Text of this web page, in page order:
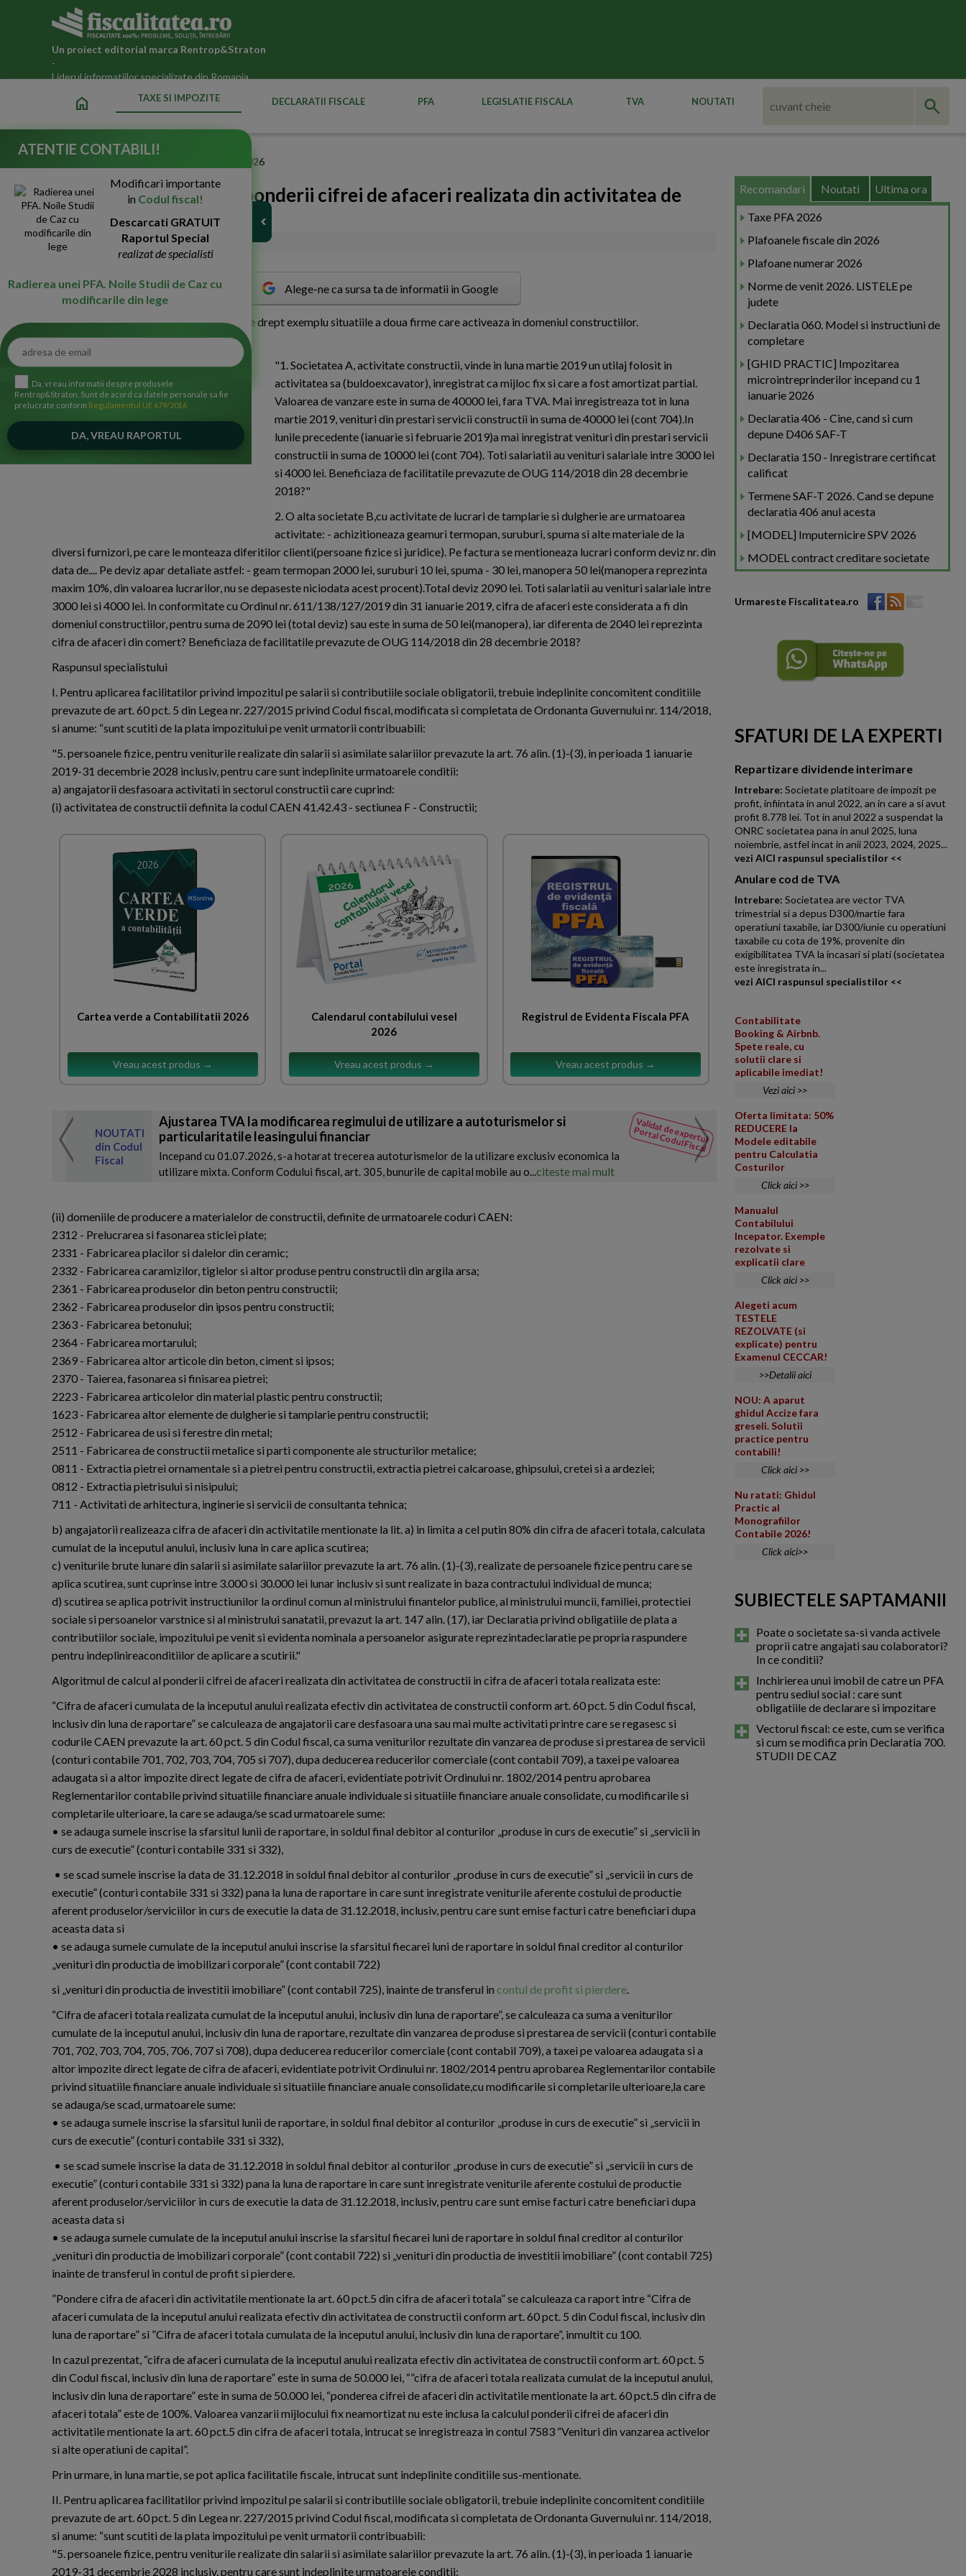
Un proiect editorial marca Rentrop&Straton
-
Liderul informatiilor specializate din Romania
home TAXE SI IMPOZITE DECLARATII FISCALE PFA LEGISLATIE FISCALA TVA NOUTATI
Taxe si impozite datorate statului in 2026
Algoritmul de calcul al ponderii cifrei de afaceri realizata din activitatea de
constructii
16-Apr-2019 16886
Alege-ne ca sursa ta de informatii in Google
In studiul de caz propus astazi, vor fi luate drept exemplu situatiile a doua firme care activeaza in domeniul constructiilor.
"1. Societatea A, activitate constructii, vinde in luna martie 2019 un utilaj folosit in
activitatea sa (buldoexcavator), inregistrat ca mijloc fix si care a fost amortizat partial.
Valoarea de vanzare este in suma de 40000 lei, fara TVA. Mai inregistreaza tot in luna
martie 2019, venituri din prestari servicii constructii in suma de 40000 lei (cont 704).In
lunile precedente (ianuarie si februarie 2019)a mai inregistrat venituri din prestari servicii
constructii in suma de 10000 lei (cont 704). Toti salariatii au venituri salariale intre 3000 lei
si 4000 lei. Beneficiaza de facilitatile prevazute de OUG 114/2018 din 28 decembrie
2018?"
2. O alta societate B,cu activitate de lucrari de tamplarie si dulgherie are urmatoarea
activitate: - achizitioneaza geamuri termopan, suruburi, spuma si alte materiale de la
diversi furnizori, pe care le monteaza diferitilor clienti(persoane fizice si juridice). Pe factura se mentioneaza lucrari conform deviz nr. din
data de.... Pe deviz apar detaliate astfel: - geam termopan 2000 lei, suruburi 10 lei, spuma - 30 lei, manopera 50 lei(manopera reprezinta
maxim 10%, din valoarea lucrarilor, nu se depaseste niciodata acest procent).Total deviz 2090 lei. Toti salariatii au venituri salariale intre
3000 lei si 4000 lei. In conformitate cu Ordinul nr. 611/138/127/2019 din 31 ianuarie 2019, cifra de afaceri este considerata a fi din
domeniul constructiilor, pentru suma de 2090 lei (total deviz) sau este in suma de 50 lei(manopera), iar diferenta de 2040 lei reprezinta
cifra de afaceri din comert? Beneficiaza de facilitatile prevazute de OUG 114/2018 din 28 decembrie 2018?
Raspunsul specialistului
I. Pentru aplicarea facilitatilor privind impozitul pe salarii si contributiile sociale obligatorii, trebuie indeplinite concomitent conditiile
prevazute de art. 60 pct. 5 din Legea nr. 227/2015 privind Codul fiscal, modificata si completata de Ordonanta Guvernului nr. 114/2018,
si anume: “sunt scutiti de la plata impozitului pe venit urmatorii contribuabili:
"5. persoanele fizice, pentru veniturile realizate din salarii si asimilate salariilor prevazute la art. 76 alin. (1)-(3), in perioada 1 ianuarie
2019-31 decembrie 2028 inclusiv, pentru care sunt indeplinite urmatoarele conditii:
a) angajatorii desfasoara activitati in sectorul constructii care cuprind:
(i) activitatea de constructii definita la codul CAEN 41.42.43 - sectiunea F - Constructii;
Cartea verde a Contabilitatii 2026
Vreau acest produs →
Calendarul contabilului vesel
2026
Vreau acest produs →
Registrul de Evidenta Fiscala PFA
Vreau acest produs →
NOUTATI
din Codul
Fiscal
Validat de expertul
Portal Codul Fiscal
Ajustarea TVA la modificarea regimului de utilizare a autoturismelor si
particularitatile leasingului financiar
Incepand cu 01.07.2026, s-a hotarat trecerea autoturismelor de la utilizare exclusiv economica la
utilizare mixta. Conform Codului fiscal, art. 305, bunurile de capital mobile au o... citeste mai mult
NOUTATI
din Codul
Fiscal
(ii) domeniile de producere a materialelor de constructii, definite de urmatoarele coduri CAEN:
2312 - Prelucrarea si fasonarea sticlei plate;
2331 - Fabricarea placilor si dalelor din ceramic;
2332 - Fabricarea caramizilor, tiglelor si altor produse pentru constructii din argila arsa;
2361 - Fabricarea produselor din beton pentru constructii;
2362 - Fabricarea produselor din ipsos pentru constructii;
2363 - Fabricarea betonului;
2364 - Fabricarea mortarului;
2369 - Fabricarea altor articole din beton, ciment si ipsos;
2370 - Taierea, fasonarea si finisarea pietrei;
2223 - Fabricarea articolelor din material plastic pentru constructii;
1623 - Fabricarea altor elemente de dulgherie si tamplarie pentru constructii;
2512 - Fabricarea de usi si ferestre din metal;
2511 - Fabricarea de constructii metalice si parti componente ale structurilor metalice;
0811 - Extractia pietrei ornamentale si a pietrei pentru constructii, extractia pietrei calcaroase, ghipsului, cretei si a ardeziei;
0812 - Extractia pietrisului si nisipului;
711 - Activitati de arhitectura, inginerie si servicii de consultanta tehnica;
b) angajatorii realizeaza cifra de afaceri din activitatile mentionate la lit. a) in limita a cel putin 80% din cifra de afaceri totala, calculata
cumulat de la inceputul anului, inclusiv luna in care aplica scutirea;
c) veniturile brute lunare din salarii si asimilate salariilor prevazute la art. 76 alin. (1)-(3), realizate de persoanele fizice pentru care se
aplica scutirea, sunt cuprinse intre 3.000 si 30.000 lei lunar inclusiv si sunt realizate in baza contractului individual de munca;
d) scutirea se aplica potrivit instructiunilor la ordinul comun al ministrului finantelor publice, al ministrului muncii, familiei, protectiei
sociale si persoanelor varstnice si al ministrului sanatatii, prevazut la art. 147 alin. (17), iar Declaratia privind obligatiile de plata a
contributiilor sociale, impozitului pe venit si evidenta nominala a persoanelor asigurate reprezintadeclaratie pe propria raspundere
pentru indeplinireaconditiilor de aplicare a scutirii."
Algoritmul de calcul al ponderii cifrei de afaceri realizata din activitatea de constructii in cifra de afaceri totala realizata este:
“Cifra de afaceri cumulata de la inceputul anului realizata efectiv din activitatea de constructii conform art. 60 pct. 5 din Codul fiscal,
inclusiv din luna de raportare” se calculeaza de angajatorii care desfasoara una sau mai multe activitati printre care se regasesc si
codurile CAEN prevazute la art. 60 pct. 5 din Codul fiscal, ca suma veniturilor rezultate din vanzarea de produse si prestarea de servicii
(conturi contabile 701, 702, 703, 704, 705 si 707), dupa deducerea reducerilor comerciale (cont contabil 709), a taxei pe valoarea
adaugata si a altor impozite direct legate de cifra de afaceri, evidentiate potrivit Ordinului nr. 1802/2014 pentru aprobarea
Reglementarilor contabile privind situatiile financiare anuale individuale si situatiile financiare anuale consolidate, cu modificarile si
completarile ulterioare, la care se adauga/se scad urmatoarele sume:
• se adauga sumele inscrise la sfarsitul lunii de raportare, in soldul final debitor al conturilor „produse in curs de executie” si „servicii in
curs de executie” (conturi contabile 331 si 332),
• se scad sumele inscrise la data de 31.12.2018 in soldul final debitor al conturilor „produse in curs de executie” si „servicii in curs de
executie” (conturi contabile 331 si 332) pana la luna de raportare in care sunt inregistrate veniturile aferente costului de productie
aferent produselor/serviciilor in curs de executie la data de 31.12.2018, inclusiv, pentru care sunt emise facturi catre beneficiari dupa
aceasta data si
• se adauga sumele cumulate de la inceputul anului inscrise la sfarsitul fiecarei luni de raportare in soldul final creditor al conturilor
„venituri din productia de imobilizari corporale” (cont contabil 722)
si „venituri din productia de investitii imobiliare” (cont contabil 725), inainte de transferul in contul de profit si pierdere.
“Cifra de afaceri totala realizata cumulat de la inceputul anului, inclusiv din luna de raportare”, se calculeaza ca suma a veniturilor
cumulate de la inceputul anului, inclusiv din luna de raportare, rezultate din vanzarea de produse si prestarea de servicii (conturi contabile
701, 702, 703, 704, 705, 706, 707 si 708), dupa deducerea reducerilor comerciale (cont contabil 709), a taxei pe valoarea adaugata si a
altor impozite direct legate de cifra de afaceri, evidentiate potrivit Ordinului nr. 1802/2014 pentru aprobarea Reglementarilor contabile
privind situatiile financiare anuale individuale si situatiile financiare anuale consolidate,cu modificarile si completarile ulterioare,la care
se adauga/se scad, urmatoarele sume:
• se adauga sumele inscrise la sfarsitul lunii de raportare, in soldul final debitor al conturilor „produse in curs de executie” si „servicii in
curs de executie” (conturi contabile 331 si 332),
• se scad sumele inscrise la data de 31.12.2018 in soldul final debitor al conturilor „produse in curs de executie” si „servicii in curs de
executie” (conturi contabile 331 si 332) pana la luna de raportare in care sunt inregistrate veniturile aferente costului de productie
aferent produselor/serviciilor in curs de executie la data de 31.12.2018, inclusiv, pentru care sunt emise facturi catre beneficiari dupa
aceasta data si
• se adauga sumele cumulate de la inceputul anului inscrise la sfarsitul fiecarei luni de raportare in soldul final creditor al conturilor
„venituri din productia de imobilizari corporale” (cont contabil 722) si „venituri din productia de investitii imobiliare” (cont contabil 725)
inainte de transferul in contul de profit si pierdere.
”Pondere cifra de afaceri din activitatile mentionate la art. 60 pct.5 din cifra de afaceri totala” se calculeaza ca raport intre “Cifra de
afaceri cumulata de la inceputul anului realizata efectiv din activitatea de constructii conform art. 60 pct. 5 din Codul fiscal, inclusiv din
luna de raportare” si ”Cifra de afaceri totala cumulata de la inceputul anului, inclusiv din luna de raportare”, inmultit cu 100.
In cazul prezentat, “cifra de afaceri cumulata de la inceputul anului realizata efectiv din activitatea de constructii conform art. 60 pct. 5
din Codul fiscal, inclusiv din luna de raportare” este in suma de 50.000 lei, “”cifra de afaceri totala realizata cumulat de la inceputul anului,
inclusiv din luna de raportare” este in suma de 50.000 lei, “ponderea cifrei de afaceri din activitatile mentionate la art. 60 pct.5 din cifra de
afaceri totala” este de 100%. Valoarea vanzarii mijlocului fix neamortizat nu este inclusa la calculul ponderii cifrei de afaceri din
activitatile mentionate la art. 60 pct.5 din cifra de afaceri totala, intrucat se inregistreaza in contul 7583 “Venituri din vanzarea activelor
si alte operatiuni de capital”.
Prin urmare, in luna martie, se pot aplica facilitatile fiscale, intrucat sunt indeplinite conditiile sus-mentionate.
II. Pentru aplicarea facilitatilor privind impozitul pe salarii si contributiile sociale obligatorii, trebuie indeplinite concomitent conditiile
prevazute de art. 60 pct. 5 din Legea nr. 227/2015 privind Codul fiscal, modificata si completata de Ordonanta Guvernului nr. 114/2018,
si anume: “sunt scutiti de la plata impozitului pe venit urmatorii contribuabili:
"5. persoanele fizice, pentru veniturile realizate din salarii si asimilate salariilor prevazute la art. 76 alin. (1)-(3), in perioada 1 ianuarie
2019-31 decembrie 2028 inclusiv, pentru care sunt indeplinite urmatoarele conditii:
Recomandari Noutati Ultima ora
Taxe PFA 2026
Plafoanele fiscale din 2026
Plafoane numerar 2026
Norme de venit 2026. LISTELE pe
judete
Declaratia 060. Model si instructiuni de
completare
[GHID PRACTIC] Impozitarea
microintreprinderilor incepand cu 1
ianuarie 2026
Declaratia 406 - Cine, cand si cum
depune D406 SAF-T
Declaratia 150 - Inregistrare certificat
calificat
Termene SAF-T 2026. Cand se depune
declaratia 406 anul acesta
[MODEL] Imputernicire SPV 2026
MODEL contract creditare societate
Urmareste Fiscalitatea.ro
SFATURI DE LA EXPERTI
Repartizare dividende interimare
Intrebare: Societate platitoare de impozit pe
profit, infiintata in anul 2022, an in care a si avut
profit 8.778 lei. Tot in anul 2022 a suspendat la
ONRC societatea pana in anul 2025, luna
noiembrie, astfel incat in anii 2023, 2024, 2025...
vezi AICI raspunsul specialistilor <<
Anulare cod de TVA
Intrebare: Societatea are vector TVA
trimestrial si a depus D300/martie fara
operatiuni taxabile, iar D300/iunie cu operatiuni
taxabile cu cota de 19%, provenite din
exigibilitatea TVA la incasari si plati (societatea
este inregistrata in...
vezi AICI raspunsul specialistilor <<
Contabilitate
Booking & Airbnb.
Spete reale, cu
solutii clare si
aplicabile imediat!
Vezi aici >>
Oferta limitata: 50%
REDUCERE la
Modele editabile
pentru Calculatia
Costurilor
Click aici >>
Manualul
Contabilului
Incepator. Exemple
rezolvate si
explicatii clare
Click aici >>
Alegeti acum
TESTELE
REZOLVATE (si
explicate) pentru
Examenul CECCAR!
>>Detalii aici
NOU: A aparut
ghidul Accize fara
greseli. Solutii
practice pentru
contabili!
Click aici >>
Nu ratati: Ghidul
Practic al
Monografiilor
Contabile 2026!
Click aici>>
SUBIECTELE SAPTAMANII
Poate o societate sa-si vanda activele
proprii catre angajati sau colaboratori?
In ce conditii?
Inchirierea unui imobil de catre un PFA
pentru sediul social : care sunt
obligatiile de declarare si impozitare
Vectorul fiscal: ce este, cum se verifica
si cum se modifica prin Declaratia 700.
STUDII DE CAZ
ATENTIE CONTABILI!
Modificari importante
in Codul fiscal!
Descarcati GRATUIT
Raportul Special
realizat de specialisti
Radierea unei PFA. Noile Studii de Caz cu
modificarile din lege
Da, vreau informatii despre produsele
Rentrop&Straton. Sunt de acord ca datele personale sa fie
prelucrate conform Regulamentul UE 679/2016